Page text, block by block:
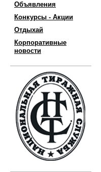
Объявления
Конкурсы - Акции
Отдыхай
Корпоративные
новости